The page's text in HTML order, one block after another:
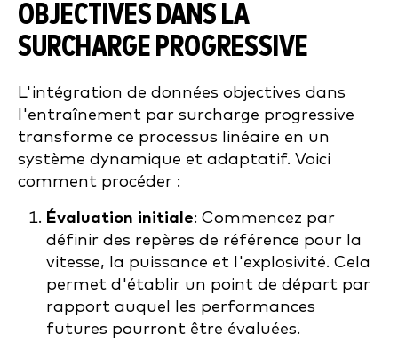
OBJECTIVES DANS LA
SURCHARGE PROGRESSIVE
L'intégration de données objectives dans
l'entraînement par surcharge progressive
transforme ce processus linéaire en un
système dynamique et adaptatif. Voici
comment procéder :
Évaluation initiale: Commencez par
définir des repères de référence pour la
vitesse, la puissance et l'explosivité. Cela
permet d'établir un point de départ par
rapport auquel les performances
futures pourront être évaluées.